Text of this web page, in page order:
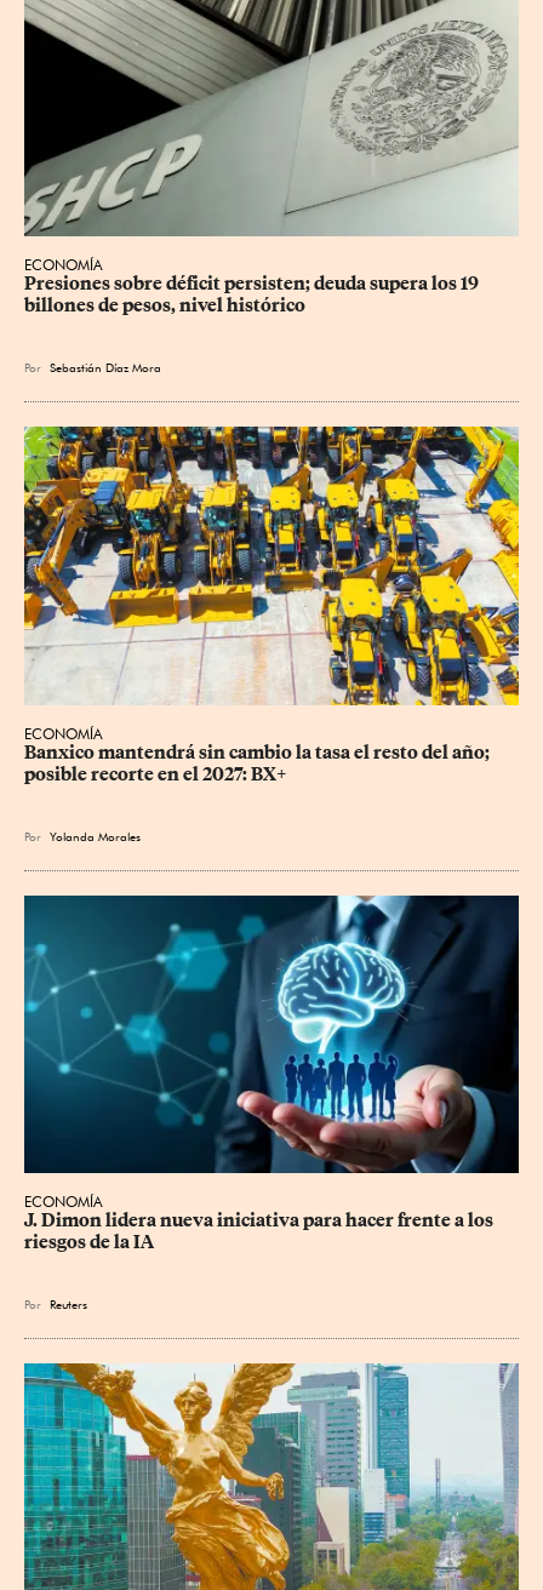
ECONOMÍA
Presiones sobre déficit persisten; deuda supera los 19
billones de pesos, nivel histórico
Por Sebastián Díaz Mora
ECONOMÍA
Banxico mantendrá sin cambio la tasa el resto del año;
posible recorte en el 2027: BX+
Por Yolanda Morales
ECONOMÍA
J. Dimon lidera nueva iniciativa para hacer frente a los
riesgos de la IA
Por Reuters